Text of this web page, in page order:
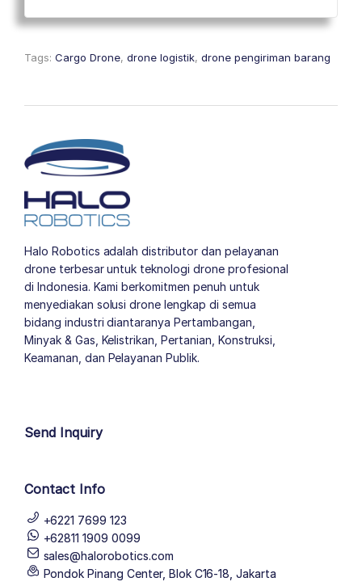
Tags: Cargo Drone, drone logistik, drone pengiriman barang
Halo Robotics adalah distributor dan pelayanan
drone terbesar untuk teknologi drone profesional
di Indonesia. Kami berkomitmen penuh untuk
menyediakan solusi drone lengkap di semua
bidang industri diantaranya Pertambangan,
Minyak & Gas, Kelistrikan, Pertanian, Konstruksi,
Keamanan, dan Pelayanan Publik.
Send Inquiry
Contact Info
+6221 7699 123
+62811 1909 0099
sales@halorobotics.com
Pondok Pinang Center, Blok C16-18, Jakarta